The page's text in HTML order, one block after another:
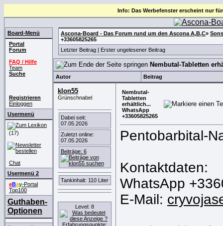
Info: Das Werbefenster erscheint nur
Board-Menü
Portal
Forum
FAQ / Hilfe
Team
Suche
Registrieren
Einloggen
Usermenü
(17)
Chat
Usermenü 2
eBay-Portal
Top100
Guthaben-
Optionen
Ascona-Board - Das Forum rund um den Ascona A,B,C»
+33605825265
Letzter Beitrag
Erster ungelesener Beitrag
Nembutal-Tabletten
Autor Beitrag
klon55
Grünschnabel
Dabei seit:
07.05.2026
Zuletzt online:
07.05.2026
Beiträge: 6
Tankinhalt: 110 Liter
Level: 8
Erfahrungspunkte:
Nembutal-
Tabletten
erhältlich...
WhatsApp
+33605825265
Pentobarbital-
Kontaktdaten:
WhatsApp
E-Mail: